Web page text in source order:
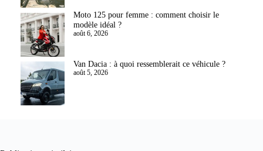
Moto 125 pour femme : comment choisir le
modèle idéal ?
août 6, 2026
Van Dacia : à quoi ressemblerait ce véhicule ?
août 5, 2026